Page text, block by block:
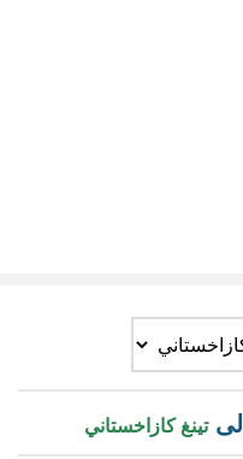
إلىتينغ كازاخستاني